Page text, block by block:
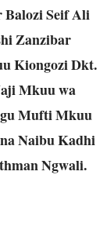
Balozi Seif Ali
Zanzibar
Kiongozi Dkt.
Mkuu wa
Mufti Mkuu
Naibu Kadhi
Ngwali.